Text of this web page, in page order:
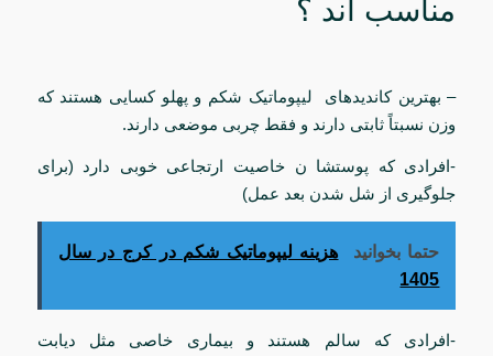
مناسب اند ؟
– بهترین کاندیدهای لیپوماتیک شکم و پهلو کسایی هستند که
وزن نسبتاً ثابتی دارند و فقط چربی موضعی دارند.
-افرادی که پوستشا ن خاصیت ارتجاعی خوبی دارد (برای
جلوگیری از شل شدن بعد عمل)
حتما بخوانید
هزینه لیپوماتیک شکم در کرج در سال
1405
-افرادی که سالم هستند و بیماری خاصی مثل دیابت